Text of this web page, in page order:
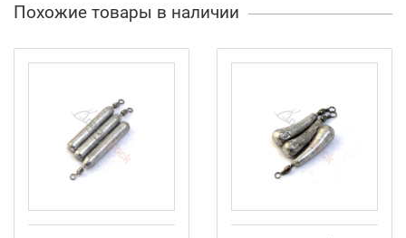
Похожие товары в наличии